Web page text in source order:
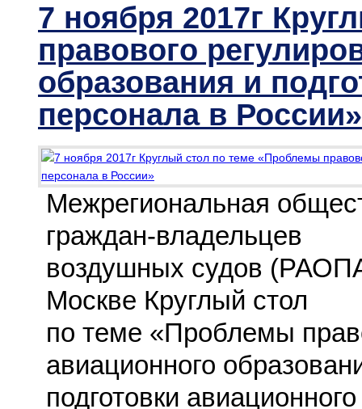
7 ноября 2017г
правового
образования и
персонала в России»
Межрегиональная
граждан-владельцев
воздушных судов
Москве Круглый стол
по теме «Проблемы
авиационного
подготовки